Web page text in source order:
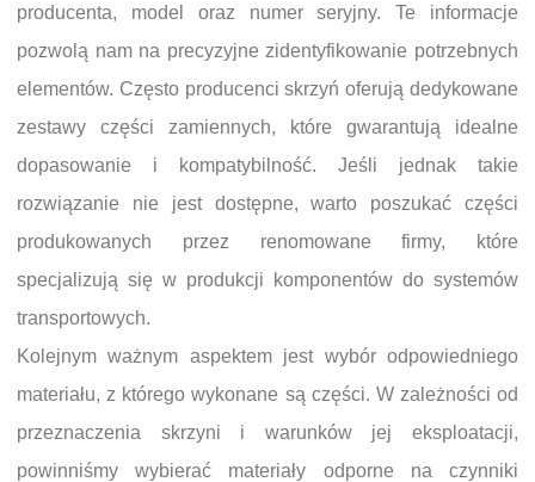
producenta, model oraz numer seryjny. Te informacje
pozwolą nam na precyzyjne zidentyfikowanie potrzebnych
elementów. Często producenci skrzyń oferują dedykowane
zestawy części zamiennych, które gwarantują idealne
dopasowanie i kompatybilność. Jeśli jednak takie
rozwiązanie nie jest dostępne, warto poszukać części
produkowanych przez renomowane firmy, które
specjalizują się w produkcji komponentów do systemów
transportowych.
Kolejnym ważnym aspektem jest wybór odpowiedniego
materiału, z którego wykonane są części. W zależności od
przeznaczenia skrzyni i warunków jej eksploatacji,
powinniśmy wybierać materiały odporne na czynniki